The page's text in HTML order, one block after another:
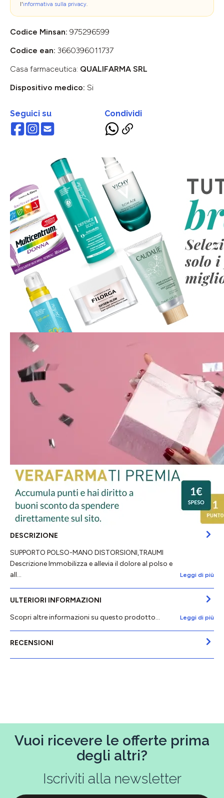
l'informativa sulla privacy.
Codice Minsan: 975296599
Codice ean: 3660396011737
Casa farmaceutica: QUALIFARMA SRL
Dispositivo medico: Si
Seguici su Condividi
DESCRIZIONE
SUPPORTO POLSO-MANO DISTORSIONI,TRAUMI
Descrizione Immobilizza e allevia il dolore al polso e
all…
Leggi di più
ULTERIORI INFORMAZIONI
Scopri altre informazioni su questo prodotto...
Leggi di più
RECENSIONI
Vuoi ricevere le offerte prima
degli altri?
Iscriviti alla newsletter